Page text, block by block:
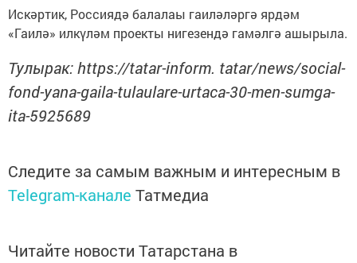
Искәртик, Россиядә балалаы гаиләләргә ярдәм
«Гаилә» илкүләм проекты нигезендә гамәлгә ашырыла.
Тулырак: https://tatar-inform. tatar/news/social-
fond-yana-gaila-tulaulare-urtaca-30-men-sumga-
ita-5925689
Следите за самым важным и интересным в
Telegram-канале Татмедиа
Читайте новости Татарстана в